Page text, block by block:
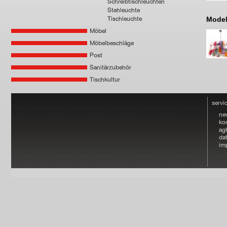
Schreibtischleuchten
Stehleuchte
Tischleuchte
Möbel
Möbelbeschläge
Post
Sanitärzubehör
Tischkultur